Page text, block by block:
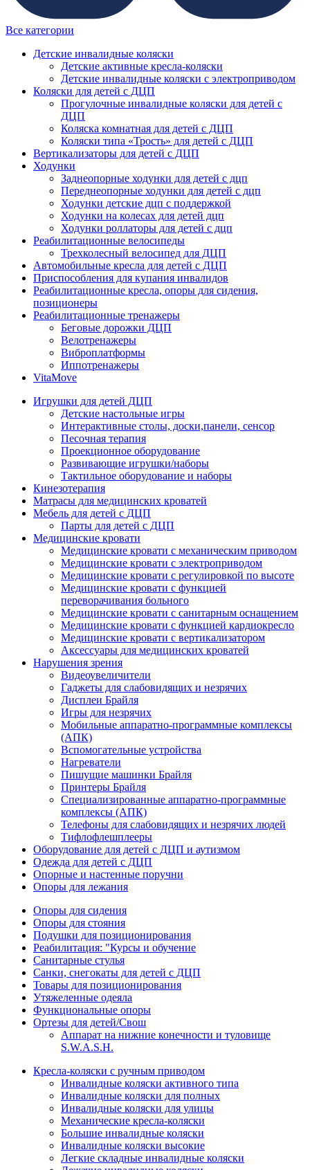
Все категории
Детские инвалидные коляски
Детские активные кресла-коляски
Детские инвалидные коляски с электроприводом
Коляски для детей с ДЦП
Прогулочные инвалидные коляски для детей с
ДЦП
Коляска комнатная для детей с ДЦП
Коляски типа «Трость» для детей с ДЦП
Вертикализаторы для детей с ДЦП
Ходунки
Заднеопорные ходунки для детей с дцп
Переднеопорные ходунки для детей с дцп
Ходунки детские дцп с поддержкой
Ходунки на колесах для детей дцп
Ходунки роллаторы для детей с дцп
Реабилитационные велосипеды
Трехколесный велосипед для ДЦП
Автомобильные кресла для детей с ДЦП
Приспособления для купания инвалидов
Реабилитационные кресла, опоры для сидения,
позиционеры
Реабилитационные тренажеры
Беговые дорожки ДЦП
Велотренажеры
Виброплатформы
Иппотренажеры
VitaMove
Игрушки для детей ДЦП
Детские настольные игры
Интерактивные столы, доски,панели, сенсор
Песочная терапия
Проекционное оборудование
Развивающие игрушки/наборы
Тактильное оборудование и наборы
Кинезотерапия
Матрасы для медицинских кроватей
Мебель для детей с ДЦП
Парты для детей с ДЦП
Медицинские кровати
Медицинские кровати с механическим приводом
Медицинские кровати с электроприводом
Медицинские кровати с регулировкой по высоте
Медицинские кровати с функцией
переворачивания больного
Медицинские кровати с санитарным оснащением
Медицинские кровати с функцией кардиокресло
Медицинские кровати с вертикализатором
Аксессуары для медицинских кроватей
Нарушения зрения
Видеоувеличители
Гаджеты для слабовидящих и незрячих
Дисплеи Брайля
Игры для незрячих
Мобильные аппаратно-программные комплексы
(АПК)
Вспомогательные устройства
Нагреватели
Пишущие машинки Брайля
Принтеры Брайля
Специализированные аппаратно-программные
комплексы (АПК)
Телефоны для слабовидящих и незрячих людей
Тифлофлешплееры
Оборудование для детей с ДЦП и аутизмом
Одежда для детей с ДЦП
Опорные и настенные поручни
Опоры для лежания
Опоры для сидения
Опоры для стояния
Подушки для позиционирования
Реабилитация: "Курсы и обучение
Санитарные стулья
Санки, снегокаты для детей с ДЦП
Товары для позиционирования
Утяжеленные одеяла
Функциональные опоры
Ортезы для детей/Свош
Аппарат на нижние конечности и туловище
S.W.A.S.H.
Кресла-коляски с ручным приводом
Инвалидные коляски активного типа
Инвалидные коляски для полных
Инвалидные коляски для улицы
Механические кресла-коляски
Большие инвалидные коляски
Инвалидные коляски высокие
Легкие складные инвалидные коляски